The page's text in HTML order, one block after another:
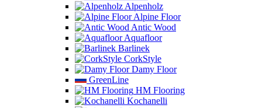
Alpenholz
Alpine Floor
Antic Wood
Aquafloor
Barlinek
CorkStyle
Damy Floor
GreenLine
HM Flooring
Kochanelli